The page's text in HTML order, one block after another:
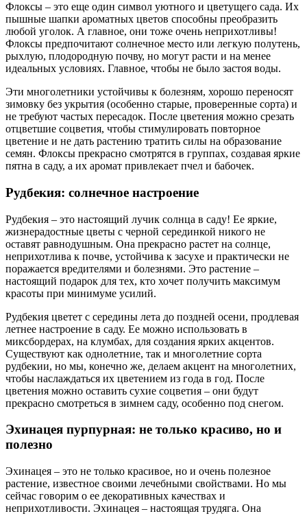
Флоксы – это еще один символ уютного и цветущего сада. Их
пышные шапки ароматных цветов способны преобразить
любой уголок. А главное, они тоже очень неприхотливы!
Флоксы предпочитают солнечное место или легкую полутень,
рыхлую, плодородную почву, но могут расти и на менее
идеальных условиях. Главное, чтобы не было застоя воды.
Эти многолетники устойчивы к болезням, хорошо переносят
зимовку без укрытия (особенно старые, проверенные сорта) и
не требуют частых пересадок. После цветения можно срезать
отцветшие соцветия, чтобы стимулировать повторное
цветение и не дать растению тратить силы на образование
семян. Флоксы прекрасно смотрятся в группах, создавая яркие
пятна в саду, а их аромат привлекает пчел и бабочек.
Рудбекия: солнечное настроение
Рудбекия – это настоящий лучик солнца в саду! Ее яркие,
жизнерадостные цветы с черной серединкой никого не
оставят равнодушным. Она прекрасно растет на солнце,
неприхотлива к почве, устойчива к засухе и практически не
поражается вредителями и болезнями. Это растение –
настоящий подарок для тех, кто хочет получить максимум
красоты при минимуме усилий.
Рудбекия цветет с середины лета до поздней осени, продлевая
летнее настроение в саду. Ее можно использовать в
миксбордерах, на клумбах, для создания ярких акцентов.
Существуют как однолетние, так и многолетние сорта
рудбекии, но мы, конечно же, делаем акцент на многолетних,
чтобы наслаждаться их цветением из года в год. После
цветения можно оставить сухие соцветия – они будут
прекрасно смотреться в зимнем саду, особенно под снегом.
Эхинацея пурпурная: не только красиво, но и
полезно
Эхинацея – это не только красивое, но и очень полезное
растение, известное своими лечебными свойствами. Но мы
сейчас говорим о ее декоративных качествах и
неприхотливости. Эхинацея – настоящая трудяга. Она